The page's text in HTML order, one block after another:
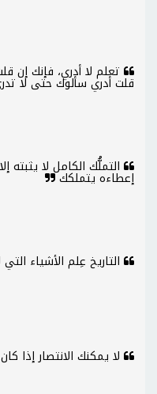
تعلم لا أدري، فإنك إن
قلت أدري سألوك حتى لا
التملُّك الكامل لا يثبته
إعطاءه يتملكك
التاريخ عِلم الأشياء التي
لا يمكنك الانتصار إذا